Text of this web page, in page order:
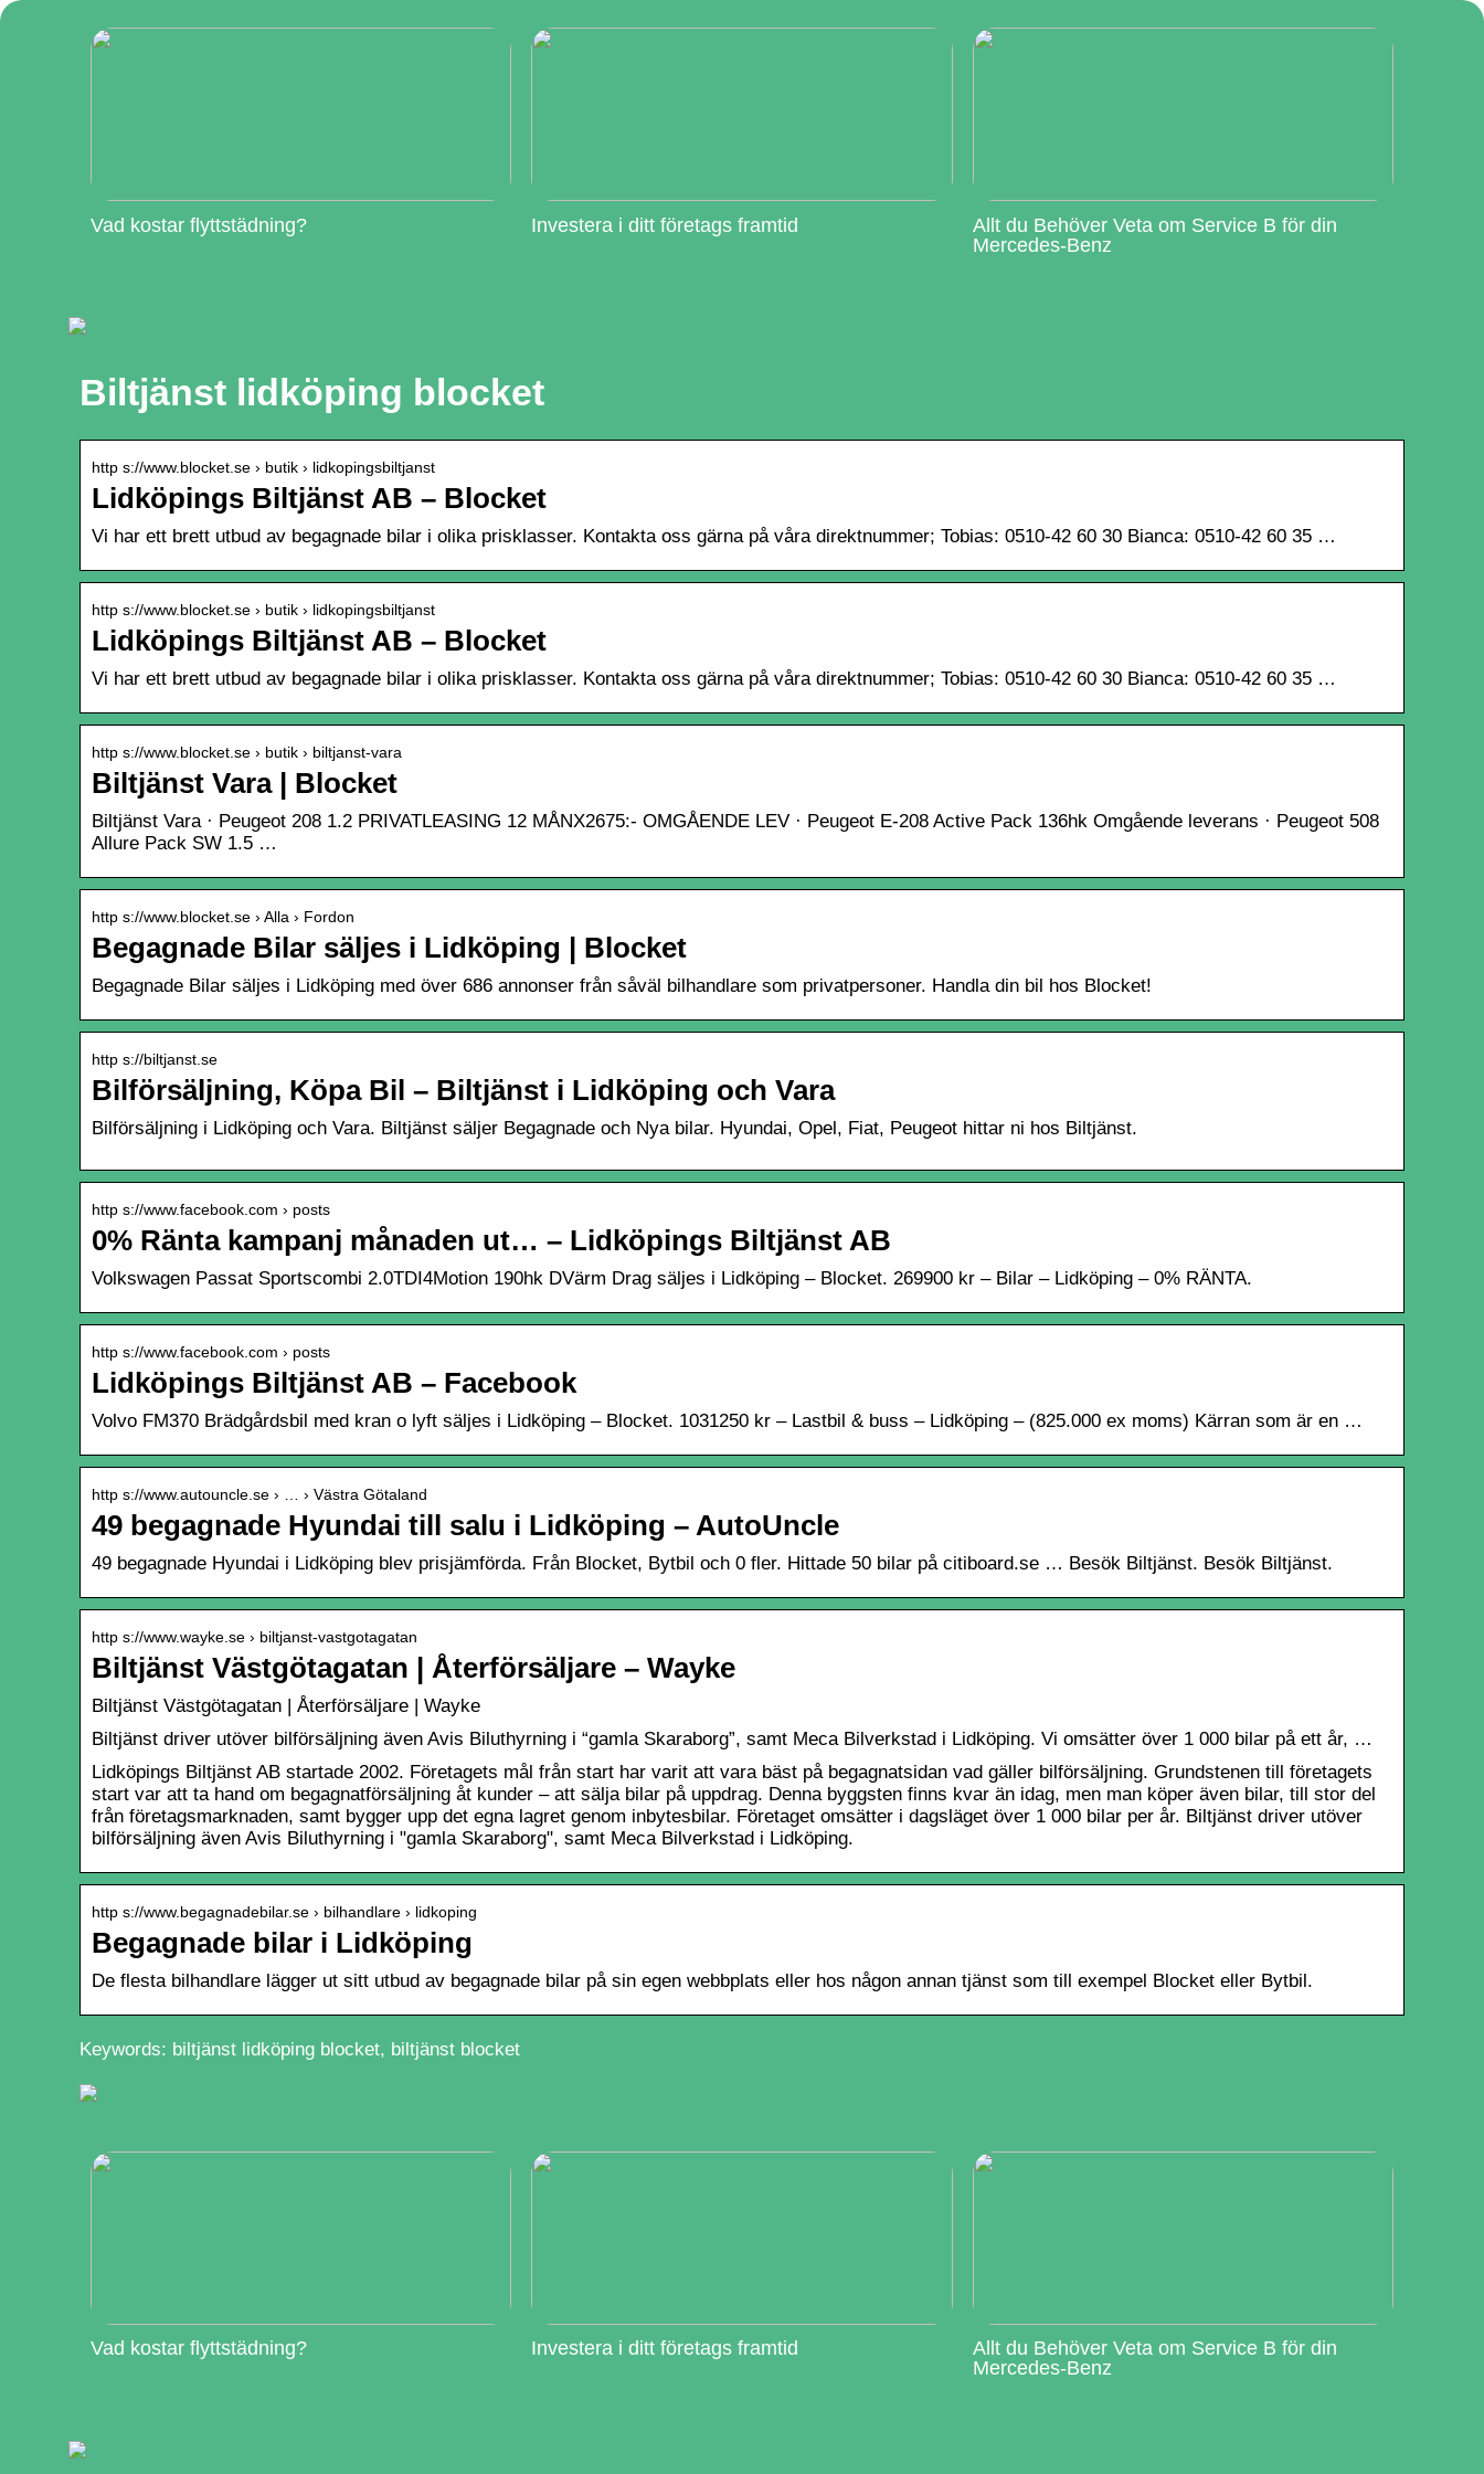
Vad kostar flyttstädning? Investera i ditt företags framtid
Allt du Behöver Veta om Service B för din
Mercedes-Benz
Biltjänst lidköping blocket
http s://www.blocket.se › butik › lidkopingsbiltjanst
Lidköpings Biltjänst AB – Blocket
Vi har ett brett utbud av begagnade bilar i olika prisklasser. Kontakta oss gärna på våra direktnummer; Tobias: 0510-42 60 30 Bianca: 0510-42 60 35 …
http s://www.blocket.se › butik › lidkopingsbiltjanst
Lidköpings Biltjänst AB – Blocket
Vi har ett brett utbud av begagnade bilar i olika prisklasser. Kontakta oss gärna på våra direktnummer; Tobias: 0510-42 60 30 Bianca: 0510-42 60 35 …
http s://www.blocket.se › butik › biltjanst-vara
Biltjänst Vara | Blocket
Biltjänst Vara · Peugeot 208 1.2 PRIVATLEASING 12 MÅNX2675:- OMGÅENDE LEV · Peugeot E-208 Active Pack 136hk Omgående leverans · Peugeot 508
Allure Pack SW 1.5 …
http s://www.blocket.se › Alla › Fordon
Begagnade Bilar säljes i Lidköping | Blocket
Begagnade Bilar säljes i Lidköping med över 686 annonser från såväl bilhandlare som privatpersoner. Handla din bil hos Blocket!
http s://biltjanst.se
Bilförsäljning, Köpa Bil – Biltjänst i Lidköping och Vara
Bilförsäljning i Lidköping och Vara. Biltjänst säljer Begagnade och Nya bilar. Hyundai, Opel, Fiat, Peugeot hittar ni hos Biltjänst.
http s://www.facebook.com › posts
0% Ränta kampanj månaden ut… – Lidköpings Biltjänst AB
Volkswagen Passat Sportscombi 2.0TDI4Motion 190hk DVärm Drag säljes i Lidköping – Blocket. 269900 kr – Bilar – Lidköping – 0% RÄNTA.
http s://www.facebook.com › posts
Lidköpings Biltjänst AB – Facebook
Volvo FM370 Brädgårdsbil med kran o lyft säljes i Lidköping – Blocket. 1031250 kr – Lastbil & buss – Lidköping – (825.000 ex moms) Kärran som är en …
http s://www.autouncle.se › … › Västra Götaland
49 begagnade Hyundai till salu i Lidköping – AutoUncle
49 begagnade Hyundai i Lidköping blev prisjämförda. Från Blocket, Bytbil och 0 fler. Hittade 50 bilar på citiboard.se … Besök Biltjänst. Besök Biltjänst.
http s://www.wayke.se › biltjanst-vastgotagatan
Biltjänst Västgötagatan | Återförsäljare – Wayke
Biltjänst Västgötagatan | Återförsäljare | Wayke
Biltjänst driver utöver bilförsäljning även Avis Biluthyrning i “gamla Skaraborg”, samt Meca Bilverkstad i Lidköping. Vi omsätter över 1 000 bilar på ett år, …
Lidköpings Biltjänst AB startade 2002. Företagets mål från start har varit att vara bäst på begagnatsidan vad gäller bilförsäljning. Grundstenen till företagets
start var att ta hand om begagnatförsäljning åt kunder – att sälja bilar på uppdrag. Denna byggsten finns kvar än idag, men man köper även bilar, till stor del
från företagsmarknaden, samt bygger upp det egna lagret genom inbytesbilar. Företaget omsätter i dagsläget över 1 000 bilar per år. Biltjänst driver utöver
bilförsäljning även Avis Biluthyrning i "gamla Skaraborg", samt Meca Bilverkstad i Lidköping.
http s://www.begagnadebilar.se › bilhandlare › lidkoping
Begagnade bilar i Lidköping
De flesta bilhandlare lägger ut sitt utbud av begagnade bilar på sin egen webbplats eller hos någon annan tjänst som till exempel Blocket eller Bytbil.
Keywords: biltjänst lidköping blocket, biltjänst blocket
Vad kostar flyttstädning? Investera i ditt företags framtid
Allt du Behöver Veta om Service B för din
Mercedes-Benz